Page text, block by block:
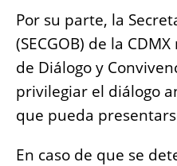
Por su parte, la
(SECGOB) de la
de Diálogo y
privilegiar el diálogo
que pueda
En caso de que se